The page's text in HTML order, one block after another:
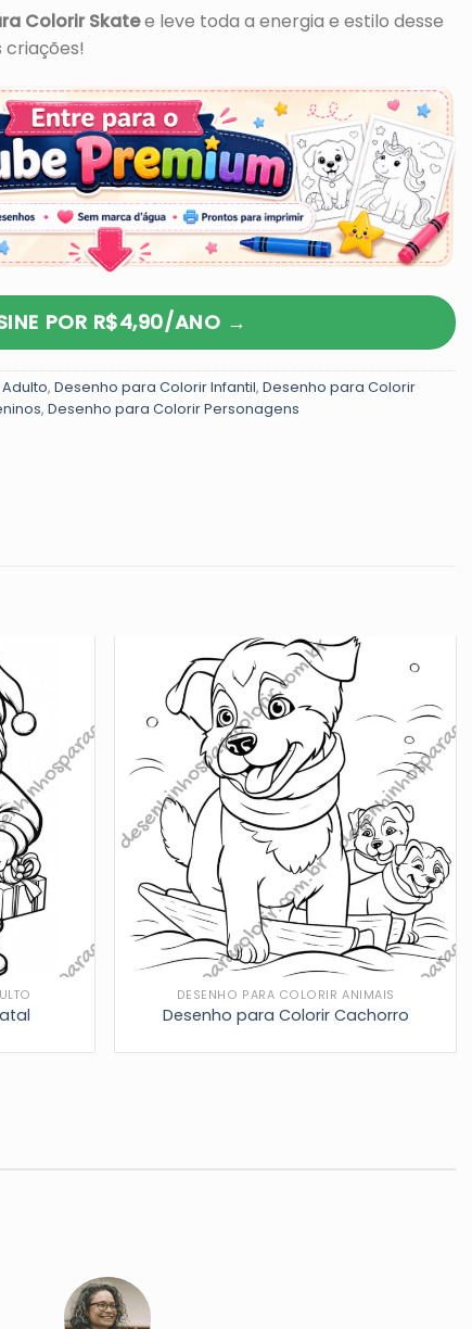
Colorir Skatee leve toda a energia e estilo desse
POR R$4,90/ANO →
, Desenho para Colorir Infantil, Desenho para Colorir
, Desenho para Colorir Personagens
DESENHO PARA COLORIR ANIMAIS
Desenho para Colorir Cachorro